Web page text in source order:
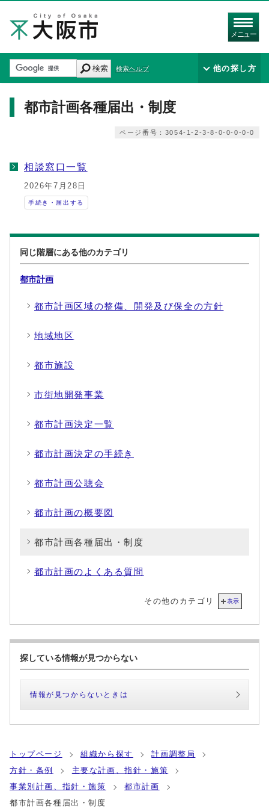
メニュー
検索 検索ヘルプ 他の探し方
都市計画各種届出・制度
ページ番号：3054-1-2-3-8-0-0-0-0-0
相談窓口一覧
2026年7月28日
手続き・届出する
同じ階層にある他のカテゴリ
都市計画
都市計画区域の整備、開発及び保全の方針
地域地区
都市施設
市街地開発事業
都市計画決定一覧
都市計画決定の手続き
都市計画公聴会
都市計画の概要図
都市計画各種届出・制度
都市計画のよくある質問
その他のカテゴリ 表示
探している情報が見つからない
情報が見つからないときは
トップページ 組織から探す
計画調整局
方針・条例
主要な計画、指針・施策
事業別計画、指針・施策
都市計画
都市計画各種届出・制度